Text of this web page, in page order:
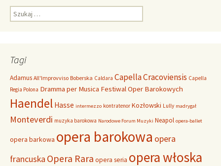
z
Tagi
Adamus All'Improvviso Boberska Caldara Capella Cracoviensis Capella
Regia Polona Dramma per Musica Festiwal Oper Barokowych
Haendel Hasse intermezzo kontratenor Kozłowski Lully madrygał
Monteverdi muzyka barokowa Narodowe Forum Muzyki Neapol opera-ballet
opera barkowa opera barokowa opera
francuska Opera Rara opera seria opera włoska